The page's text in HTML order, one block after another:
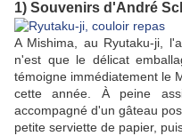
1) Souvenirs d'André
A Mishima, au Ryutaku-ji,
n'est que le délicat
témoigne immédiatement le
cette année. À peine
accompagné d'un gâteau
petite serviette de papier,